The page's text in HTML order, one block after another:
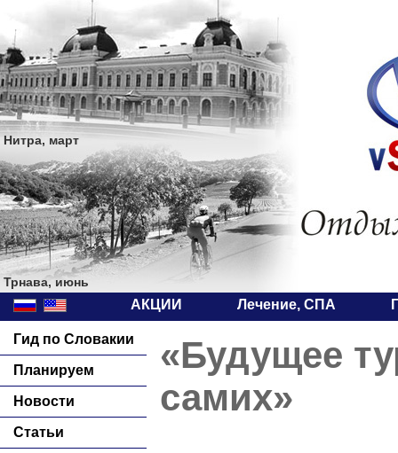
Нитра, март
Трнава, июнь
АКЦИИ Лечение, СПА
Гид по Словакии
Планируем
Новости
Статьи
«Будущее
самих»